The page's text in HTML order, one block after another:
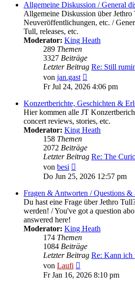
Allgemeine Diskussion / General
Allgemeine Diskussion über Jethro
Neuveröffentlichungen, etc. /
Tull, releases, etc.
Moderator: King Heath
289 Themen
3327 Beiträge
Letzter Beitrag Re: Still
von jan.gast
Beitrag
Fr Jul 24, 2026 4:06 pm
Konzertberichte, Geschichten &
Hier kommen alle JT
concert reviews, stories, etc.
Moderator: King Heath
158 Themen
2072 Beiträge
Letzter Beitrag Re: The
von besi
Beitrag
Do Jun 25, 2026 12:57 pm
Fragen & Antworten / Questions &
Du hast eine Frage über Jethro
werden! / You've got a question
answered here!
Moderator: King Heath
174 Themen
1084 Beiträge
Letzter Beitrag Re: Kann
von Laufi
Beitrag
Fr Jan 16, 2026 8:10 pm